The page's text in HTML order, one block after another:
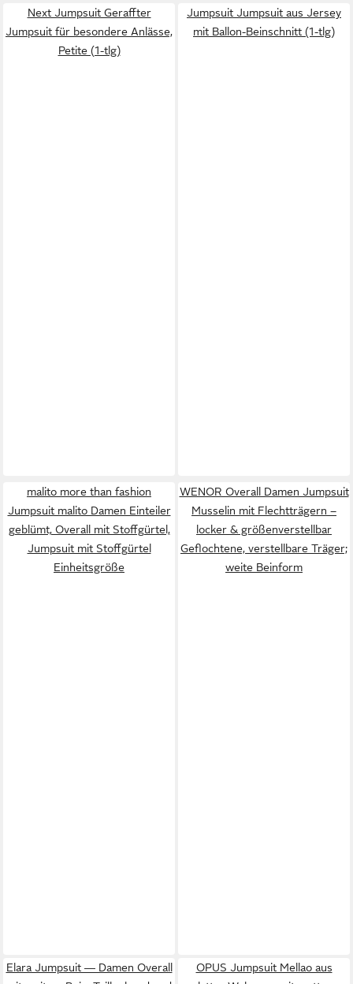
Next Jumpsuit Geraffter
Jumpsuit für besondere Anlässe,
Petite (1-tlg)
Jumpsuit Jumpsuit aus Jersey
mit Ballon-Beinschnitt (1-tlg)
malito more than fashion
Jumpsuit malito Damen Einteiler
geblümt, Overall mit Stoffgürtel,
Jumpsuit mit Stoffgürtel
Einheitsgröße
WENOR Overall Damen Jumpsuit
Musselin mit Flechtträgern –
locker & größenverstellbar
Geflochtene, verstellbare Träger;
weite Beinform
Elara Jumpsuit — Damen Overall
OPUS Jumpsuit Mellao aus